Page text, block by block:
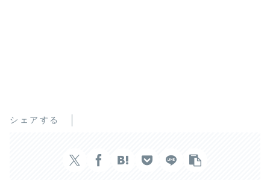
シェアする